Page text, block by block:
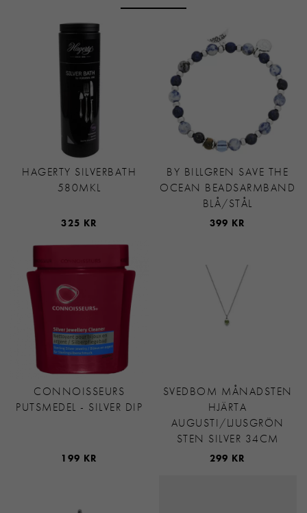
HAGERTY SILVERBATH
580MKL
325 KR
BY BILLGREN SAVE THE
OCEAN BEADSARMBAND
BLÅ/STÅL
399 KR
CONNOISSEURS
PUTSMEDEL - SILVER DIP
199 KR
SVEDBOM MÅNADSTEN
HJÄRTA
AUGUSTI/LJUSGRÖN
STEN SILVER 34CM
299 KR